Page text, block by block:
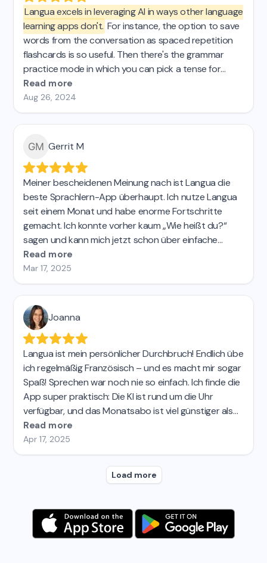
Langua excels in leveraging AI in ways other language
learning apps don't. For instance, the option to save
words from the conversation as spaced repetition
flashcards is so useful. Then there's the grammar
practice mode in which you can pick a tense for
some targeted practice. These are just 2 examples
of what I was looking for that I just couldnt find in the
other AI apps I tried. If you're passionate about
effective learning, Langua is definitely for you.
Read more
Aug 26, 2024
Gerrit M
Meiner bescheidenen Meinung nach ist Langua die
beste Sprachlern-App überhaupt. Ich nutze Langua
seit einem Monat und habe enorme Fortschritte
gemacht. Ich konnte vorher kaum „Wie heißt du?“
sagen und kann mich jetzt schon über einfache
Themen unterhalten. Der KI-Chat ist super einfach zu
bedienen und bietet viele Funktionen wie
Sofortübersetzung, Korrekturen und personalisierte
Feedbackberichte. Meine Spanischlehrerin und meine
Freunde sind begeistert von meinen Fortschritten!
Langua ist etwa 15-mal effektiver (und macht dreimal
so viel Spaß) wie Duolingo. Absolut empfehlenswert!
Read more
Mar 17, 2025
Joanna
Langua ist mein persönlicher Durchbruch! Endlich übe
ich regelmäßig Französisch – und es macht mir sogar
Spaß! Sprechen war noch nie so einfach. Ich finde die
App super praktisch: Die KI ist rund um die Uhr
verfügbar, und das Monatsabo ist viel günstiger als
Privatunterricht. Ich hatte vorher schon andere KI-
Sprach-Apps ausprobiert, aber keine kam an Langua
heran. Ich bin total begeistert und kann sie nur
wärmstens empfehlen! 😊
Read more
Apr 17, 2025
Load more